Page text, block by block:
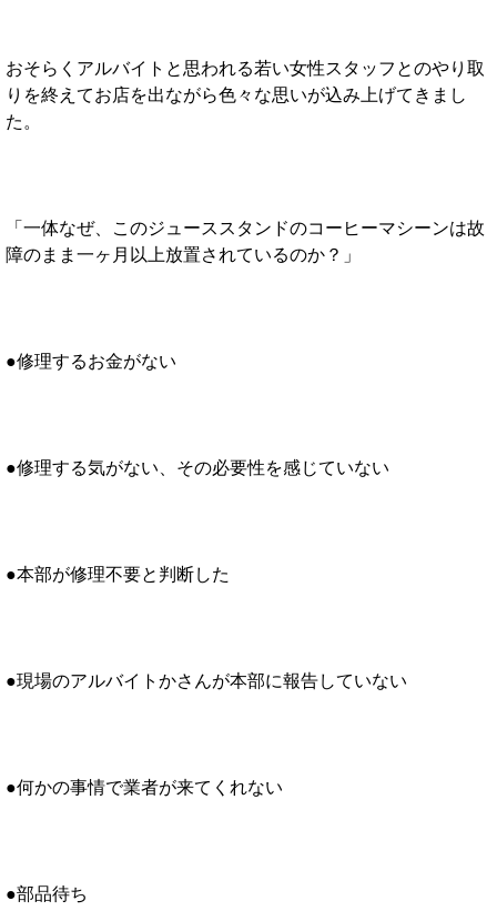
おそらくアルバイトと思われる若い女性スタッフとのやり取
りを終えてお店を出ながら色々な思いが込み上げてきまし
た。
「一体なぜ、このジューススタンドのコーヒーマシーンは故
障のまま一ヶ月以上放置されているのか？」
●修理するお金がない
●修理する気がない、その必要性を感じていない
●本部が修理不要と判断した
●現場のアルバイトかさんが本部に報告していない
●何かの事情で業者が来てくれない
●部品待ち